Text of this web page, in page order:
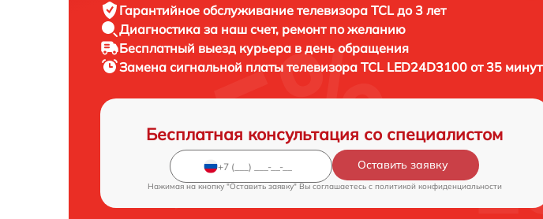
Гарантийное обслуживание телевизора TCL до 3 лет
Диагностика за наш счет, ремонт по желанию
Бесплатный выезд курьера в день обращения
Замена сигнальной платы телевизора TCL LED24D3100 от 35 минут
Бесплатная консультация со специалистом
Оставить заявку
Нажимая на кнопку "Оставить заявку" Вы соглашаетесь c политикой конфиденциальности